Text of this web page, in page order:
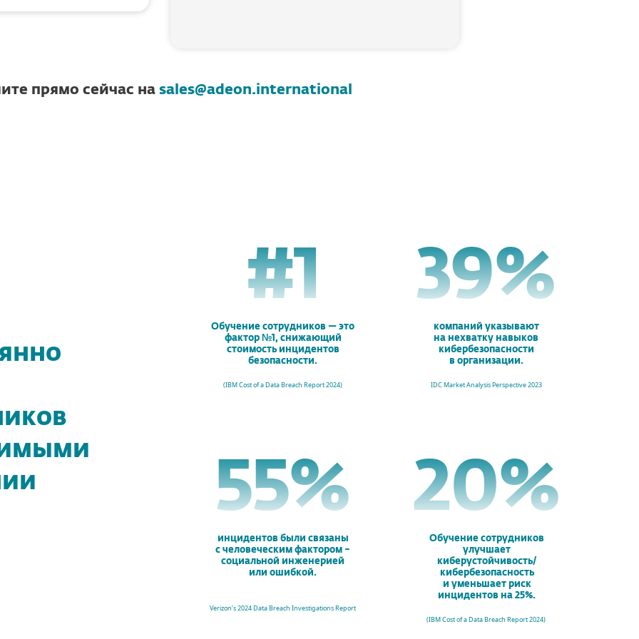
прямо сейчас на sales@adeon.international
#1
Обучение сотрудников — это
фактор №1, снижающий
стоимость инцидентов
безопасности.
(IBM Cost of a Data Breach Report 2024)
48%
компаний указывают
на нехватку навыков
кибербезопасности
в организации.
IDC Market Analysis Perspective 2023
67%
инцидентов были связаны
с человеческим фактором –
социальной инженерией
или ошибкой.
Verizon’s 2024 Data Breach Investigations Report
25%
Обучение сотрудников
улучшает
киберустойчивость/
кибербезопасность
и уменьшает риск
инцидентов на 25%.
(IBM Cost of a Data Breach Report 2024)